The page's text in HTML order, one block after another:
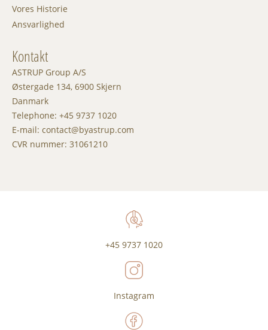
Vores Historie
Ansvarlighed
Kontakt
ASTRUP Group A/S
Østergade 134, 6900 Skjern
Danmark
Telephone: +45 9737 1020
E-mail: contact@byastrup.com
CVR nummer: 31061210
+45 9737 1020
Instagram